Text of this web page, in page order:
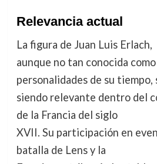
Relevancia actual
La figura de Juan Luis Erlach,
aunque no tan conocida
personalidades de su tiempo,
siendo relevante dentro del
de la Francia del siglo
XVII. Su participación en
batalla de Lens y la